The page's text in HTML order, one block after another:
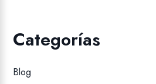
Categorías
Blog